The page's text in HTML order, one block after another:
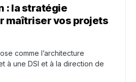
: la stratégie
maîtriser vos projets
comme l’architecture
à une DSI et à la direction de